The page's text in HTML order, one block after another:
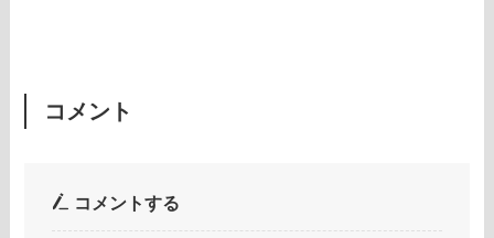
コメント
コメントする